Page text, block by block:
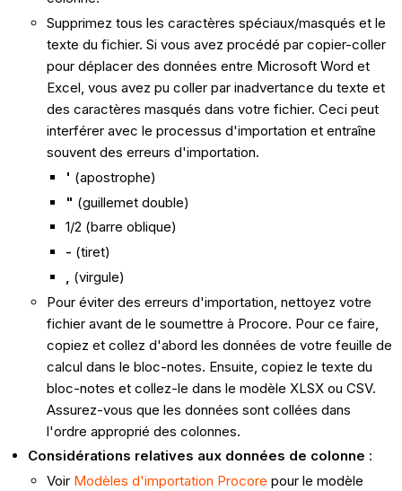
Supprimez tous les caractères spéciaux/masqués et le
texte du fichier. Si vous avez procédé par copier-coller
pour déplacer des données entre Microsoft Word et
Excel, vous avez pu coller par inadvertance du texte et
des caractères masqués dans votre fichier. Ceci peut
interférer avec le processus d'importation et entraîne
souvent des erreurs d'importation.
' (apostrophe)
" (guillemet double)
1/2 (barre oblique)
- (tiret)
, (virgule)
Pour éviter des erreurs d'importation, nettoyez votre
fichier avant de le soumettre à Procore. Pour ce faire,
copiez et collez d'abord les données de votre feuille de
calcul dans le bloc-notes. Ensuite, copiez le texte du
bloc-notes et collez-le dans le modèle XLSX ou CSV.
Assurez-vous que les données sont collées dans
l'ordre approprié des colonnes.
Considérations relatives aux données de colonne :
Voir Modèles d'importation Procore pour le modèle